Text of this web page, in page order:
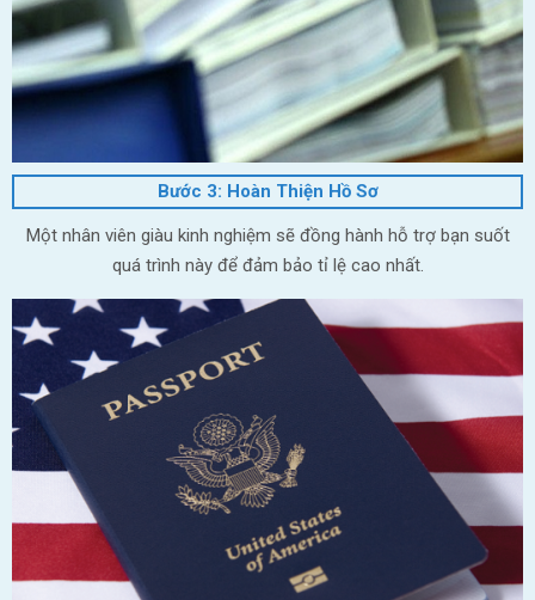
Bước 3: Hoàn Thiện Hồ Sơ
Một nhân viên giàu kinh nghiệm sẽ đồng hành hỗ trợ bạn suốt
quá trình này để đảm bảo tỉ lệ cao nhất.